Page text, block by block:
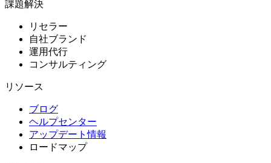
課題解決
リセラー
自社ブランド
運用代行
コンサルティング
リソース
ブログ
ヘルプセンター
アップデート情報
ロードマップ